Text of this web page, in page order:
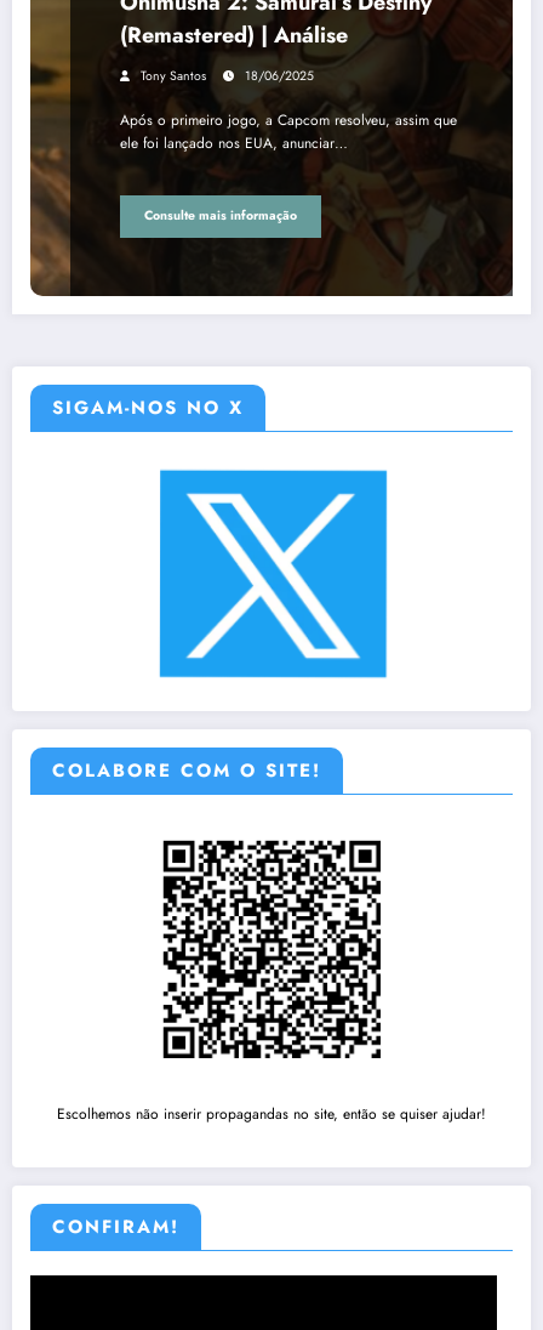
(Remastered) | Análise
Tony Santos 18/06/2025
Após o primeiro jogo, a Capcom resolveu, assim que
ele foi lançado nos EUA, anunciar…
Consulte mais informação
SIGAM-NOS NO X
COLABORE COM O SITE!
Escolhemos não inserir propagandas no site, então se quiser ajudar!
CONFIRAM!